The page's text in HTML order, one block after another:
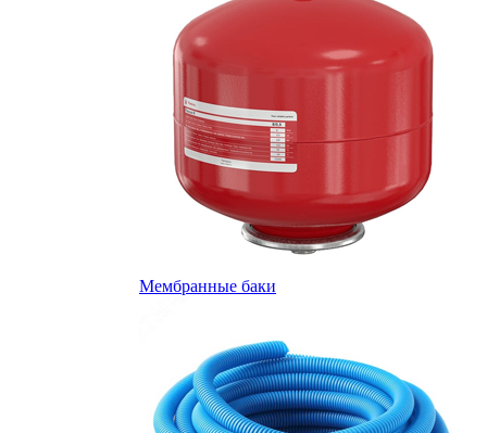
Мембранные баки